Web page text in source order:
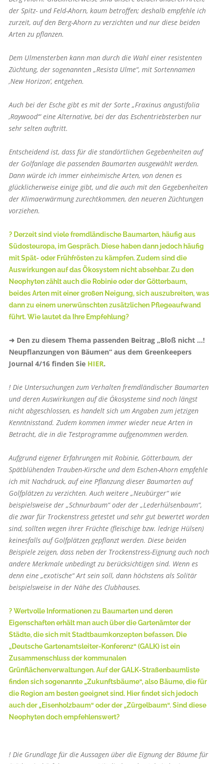
der Spitz- und Feld-Ahorn, kaum betroffen; deshalb empfehle ich
zurzeit, auf den Berg-Ahorn zu verzichten und nur diese beiden
Arten zu pflanzen.
Dem Ulmensterben kann man durch die Wahl einer resistenten
Züchtung, der sogenannten „Resista Ulme“, mit Sortennamen
‚New Horizon‘, entgehen.
Auch bei der Esche gibt es mit der Sorte „Fraxinus angustifolia
‚Raywood‘“ eine Alternative, bei der das Eschentriebsterben nur
sehr selten auftritt.
Entscheidend ist, dass für die standörtlichen Gegebenheiten auf
der Golf­anlage die passenden Baumarten ausgewählt werden.
Dann würde ich immer einheimische Arten, von denen es
glücklicherweise einige gibt, und die auch mit den Gegebenheiten
der Klimaerwärmung zurechtkommen, den neueren Züchtungen
vorziehen.
? Derzeit sind viele fremdländische Baumarten, häufig aus
Südosteuropa, im Gespräch. Diese haben dann jedoch häufig
mit Spät- oder Frühfrösten zu kämpfen. Zudem sind die
Auswirkungen auf das Ökosystem nicht absehbar. Zu den
Neophyten zählt auch die Robinie oder der Götterbaum,
beides Arten mit einer großen Neigung, sich auszubreiten, was
dann zu einem unerwünschten zusätzlichen Pflegeaufwand
führt. Wie lautet da Ihre Empfehlung?
➜ Den zu diesem Thema passen­den Beitrag „Bloß nicht ...!
Neupflanzungen von Bäumen“ aus dem Greenkeepers
Journal 4/16 finden Sie HIER.
! Die Untersuchungen zum Verhalten fremdländischer Baumarten
und deren Auswirkungen auf die Ökosysteme sind noch längst
nicht abgeschlossen, es handelt sich um Angaben zum jetzigen
Kenntnisstand. Zudem kommen immer wieder neue Arten in
Betracht, die in die Testprogramme aufgenommen werden.
Aufgrund eigener Erfahrungen mit Robinie, Götterbaum, der
Spätblühenden Trauben-Kirsche und dem Eschen-Ahorn em­pfehle
ich mit Nachdruck, auf eine Pflanzung dieser Baumarten auf
Golfplätzen zu verzichten. Auch weitere „Neubürger“ wie
beispielsweise der „Schnurbaum“ oder der „Lederhülsenbaum“,
die zwar für Trockenstress getestet und sehr gut bewertet worden
sind, sollten wegen ihrer Früchte (fleischige bzw. ledrige Hülsen)
keinesfalls auf Golfplätzen gepflanzt werden. Diese beiden
Beispiele zeigen, dass neben der Trockenstress-Eignung auch noch
andere Merkmale unbedingt zu berücksichtigen sind. Wenn es
denn eine „exotische“ Art sein soll, dann höchstens als Solitär
beispielsweise in der Nähe des Clubhauses.
? Wertvolle Informa­tionen zu Baumarten und deren
Eigenschaften erhält man auch über die Gartenämter der
Städte, die sich mit Stadtbaumkonzepten befassen. Die
„Deutsche Gartenamtsleiter-Konferenz“ (GALK) ist ein
Zusammenschluss der kommunalen
Grünflächenverwaltungen. Auf der GALK-Straßenbaumliste
finden sich sogenannte „Zukunftsbäume“, also Bäume, die für
die Region am besten geeignet sind. Hier findet sich jedoch
auch der „Eisenholzbaum“ oder der „Zürgelbaum“. Sind diese
Neophyten doch em­pfehlenswert?
! Die Grundlage für die Aussagen über die Eignung der Bäume für